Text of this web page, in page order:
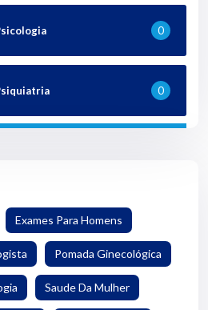
0
0
Exames Para Homens
Pomada Ginecológica
Saude Da Mulher